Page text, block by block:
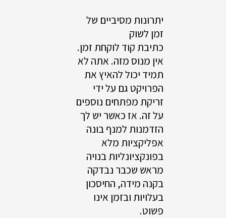
יתרונות מסיביים של
זמן לשוק
כתיבת קוד לוקחת זמן.
אין מנוס מזה. אתה לא
תמיד יכול להאיץ את
הפרויקט גם על ידי
זריקת מפתחים נוספים
על זה. אז כאשר יש לך
הזדמנות למנף בונה
אפליקציות מלא
בפונקציונליות בנויה
מראש שכבר נבדקה
בקנה מידה, החיסכון
בעלויות ובזמן אינו
פשוט.